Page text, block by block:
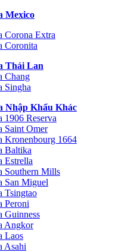
Mexico
Corona Extra
Coronita
Thái Lan
Chang
Singha
Nhập Khẩu Khác
1906 Reserva
Saint Omer
Kronenbourg 1664
Baltika
Estrella
Southern Mills
San Miguel
Tsingtao
Peroni
Guinness
Angkor
Laos
Asahi